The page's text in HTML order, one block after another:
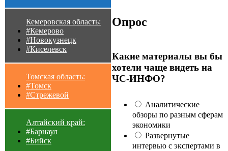
Кемеровская область:
#Кемерово
#Новокузнецк
#Киселевск
Томская область:
#Томск
#Стрежевой
Алтайский край:
#Барнаул
#Бийск
Опрос
Какие материалы вы бы
хотели чаще видеть на
ЧС-ИНФО?
Аналитические
обзоры по разным сферам
экономики
Развернутые
интервью с экспертами в